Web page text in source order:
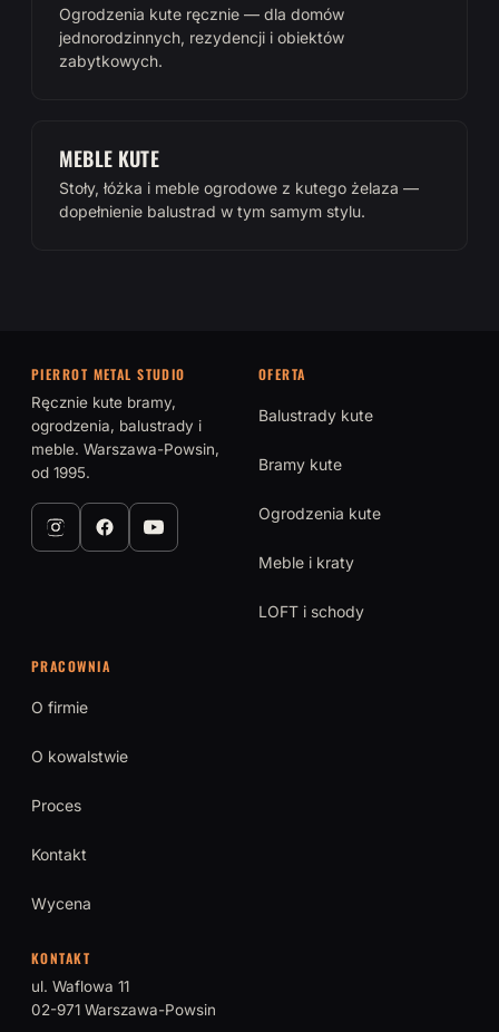
Ogrodzenia kute ręcznie — dla domów
jednorodzinnych, rezydencji i obiektów
zabytkowych.
MEBLE KUTE
Stoły, łóżka i meble ogrodowe z kutego żelaza —
dopełnienie balustrad w tym samym stylu.
PIERROT METAL STUDIO
Ręcznie kute bramy,
ogrodzenia, balustrady i
meble. Warszawa-Powsin,
od 1995.
OFERTA
Balustrady kute
Bramy kute
Ogrodzenia kute
Meble i kraty
LOFT i schody
PRACOWNIA
O firmie
O kowalstwie
Proces
Kontakt
Wycena
KONTAKT
ul. Waflowa 11
02-971 Warszawa-Powsin